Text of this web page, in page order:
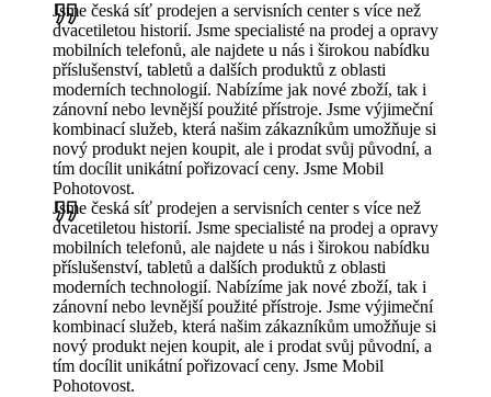
Jsme česká síť prodejen a servisních center s více než
dvacetiletou historií. Jsme specialisté na prodej a opravy
mobilních telefonů, ale najdete u nás i širokou nabídku
příslušenství, tabletů a dalších produktů z oblasti
moderních technologií. Nabízíme jak nové zboží, tak i
zánovní nebo levnější použité přístroje. Jsme výjimeční
kombinací služeb, která našim zákazníkům umožňuje si
nový produkt nejen koupit, ale i prodat svůj původní, a
tím docílit unikátní pořizovací ceny. Jsme Mobil
Pohotovost.
Jsme česká síť prodejen a servisních center s více než
dvacetiletou historií. Jsme specialisté na prodej a opravy
mobilních telefonů, ale najdete u nás i širokou nabídku
příslušenství, tabletů a dalších produktů z oblasti
moderních technologií. Nabízíme jak nové zboží, tak i
zánovní nebo levnější použité přístroje. Jsme výjimeční
kombinací služeb, která našim zákazníkům umožňuje si
nový produkt nejen koupit, ale i prodat svůj původní, a
tím docílit unikátní pořizovací ceny. Jsme Mobil
Pohotovost.